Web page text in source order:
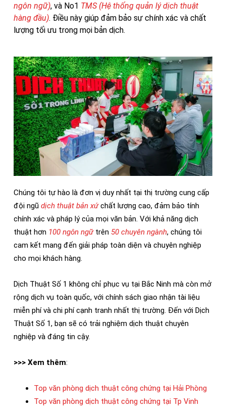
ngôn ngữ), và No1 TMS (Hệ thống quản lý dịch thuật
hàng đầu). Điều này giúp đảm bảo sự chính xác và chất
lượng tối ưu trong mọi bản dịch.
Chúng tôi tự hào là đơn vị duy nhất tại thị trường cung cấp
đội ngũ dịch thuật bản xứchất lượng cao, đảm bảo tính
chính xác và pháp lý của mọi văn bản. Với khả năng dịch
thuật hơn 100 ngôn ngữtrên 50 chuyên ngành, chúng tôi
cam kết mang đến giải pháp toàn diện và chuyên nghiệp
cho mọi khách hàng.
Dịch Thuật Số 1 không chỉ phục vụ tại Bắc Ninh mà còn mở
rộng dịch vụ toàn quốc, với chính sách giao nhận tài liệu
miễn phí và chi phí cạnh tranh nhất thị trường. Đến với Dịch
Thuật Số 1, bạn sẽ có trải nghiệm dịch thuật chuyên
nghiệp và đáng tin cậy.
>>> Xem thêm:
Top văn phòng dịch thuật công chứng tại Hải Phòng
Top văn phòng dịch thuật công chứng tại Tp Vinh